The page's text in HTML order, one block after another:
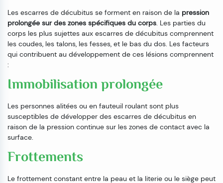
Les escarres de décubitus se forment en raison de la pression
prolongée sur des zones spécifiques du corps. Les parties du
corps les plus sujettes aux escarres de décubitus comprennent
les coudes, les talons, les fesses, et le bas du dos. Les facteurs
qui contribuent au développement de ces lésions comprennent
:
Immobilisation prolongée
Les personnes alitées ou en fauteuil roulant sont plus
susceptibles de développer des escarres de décubitus en
raison de la pression continue sur les zones de contact avec la
surface.
Frottements
Le frottement constant entre la peau et la literie ou le siège peut